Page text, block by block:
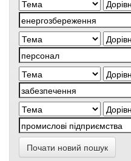
Почати новий пошук